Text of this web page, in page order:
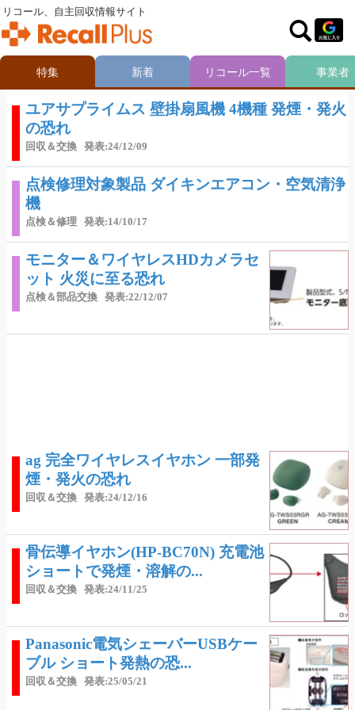
ユアサプライムス 壁掛扇風機 4機種 発煙・発火
の恐れ
回収＆交換 発表:24/12/09
点検修理対象製品 ダイキンエアコン・空気清浄
機
点検＆修理 発表:14/10/17
モニター＆ワイヤレスHDカメラセ
ット 火災に至る恐れ
点検＆部品交換 発表:22/12/07
ag 完全ワイヤレスイヤホン 一部発
煙・発火の恐れ
回収＆交換 発表:24/12/16
骨伝導イヤホン(HP-BC70N) 充電池
ショートで発煙・溶解の...
回収＆交換 発表:24/11/25
Panasonic電気シェーバーUSBケー
ブル ショート発熱の恐...
回収＆交換 発表:25/05/21
リコール、自主回収情報サイト
特集 新着 リコール一覧 事業者